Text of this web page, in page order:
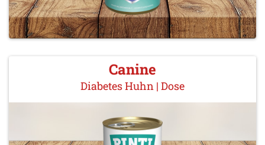
Canine
Diabetes Huhn | Dose